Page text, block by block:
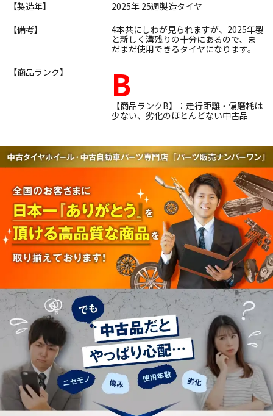
【製造年】
2025年 25週製造タイヤ
【備考】
4本共にしわが見られますが、2025年製
と新しく溝残りの十分にあるので、ま
だまだ使用できるタイヤになります。
【商品ランク】
B
【商品ランクB】：走行距離・偏磨耗は
少ない、劣化のほとんどない中古品